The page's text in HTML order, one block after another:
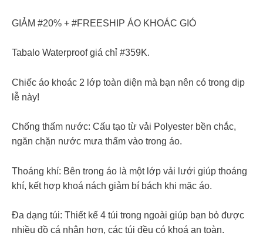
GIẢM #20% + #FREESHIP ÁO KHOÁC GIÓ
Tabalo Waterproof giá chỉ #359K.
Chiếc áo khoác 2 lớp toàn diện mà bạn nên có trong dịp
lễ này!
Chống thấm nước: Cấu tạo từ vải Polyester bền chắc,
ngăn chặn nước mưa thấm vào trong áo.
Thoáng khí: Bên trong áo là một lớp vải lưới giúp thoáng
khí, kết hợp khoá nách giảm bí bách khi mặc áo.
Đa dạng túi: Thiết kế 4 túi trong ngoài giúp bạn bỏ được
nhiều đồ cá nhân hơn, các túi đều có khoá an toàn.